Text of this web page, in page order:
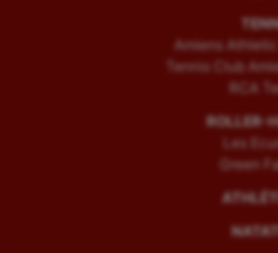
Amiens
Tennis Club
RCA
ROLLER-
Les
Green